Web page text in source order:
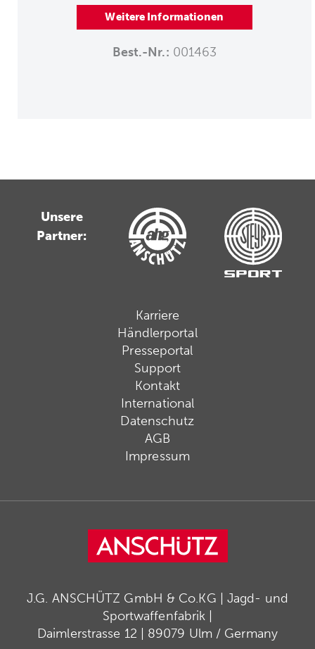
Weitere Informationen
Best.-Nr.: 001463
Unsere
Partner:
Karriere
Händlerportal
Presseportal
Support
Kontakt
International
Datenschutz
AGB
Impressum
J.G. ANSCHÜTZ GmbH & Co.KG | Jagd- und
Sportwaffenfabrik |
Daimlerstrasse 12 | 89079 Ulm / Germany